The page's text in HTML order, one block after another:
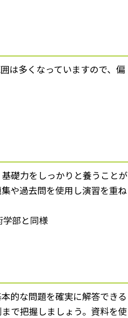
は多くなっていますので、偏
礎力をしっかりと養うことが
や過去問を使用し演習を重ね
部と同様
的な問題を確実に解答できる
で把握しましょう。資料を使